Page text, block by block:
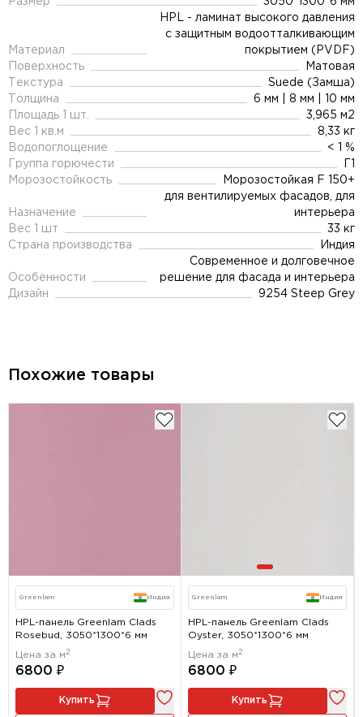
Материал
HPL - ламинат высокого давления
с защитным водоотталкивающим
покрытием (PVDF)
Поверхность
Матовая
Текстура
Suede (Замша)
Толщина
6 мм | 8 мм | 10 мм
Площадь 1 шт.
3,965 м2
Вес 1 кв.м
8,33 кг
Водопоглощение
< 1 %
Группа горючести
Морозостойкость
Морозостойкая F 150+
Назначение
для вентилируемых фасадов, для
интерьера
Вес 1 шт
33 кг
Страна производства
Индия
Особенности
Современное и долговечное
решение для фасада и интерьера
Дизайн
9254 Steep Grey
Похожие товары
Greenlam Индия
HPL-панель Greenlam Clads
Rosebud, 3050*1300*6 мм
Цена за м 2
6800 ₽
Купить
Greenlam Индия
HPL-панель Greenlam Clads
Oyster, 3050*1300*6 мм
Цена за м 2
6800 ₽
Купить